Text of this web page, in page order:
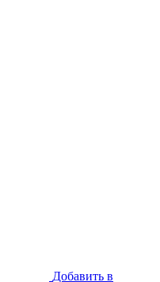
Добавить в